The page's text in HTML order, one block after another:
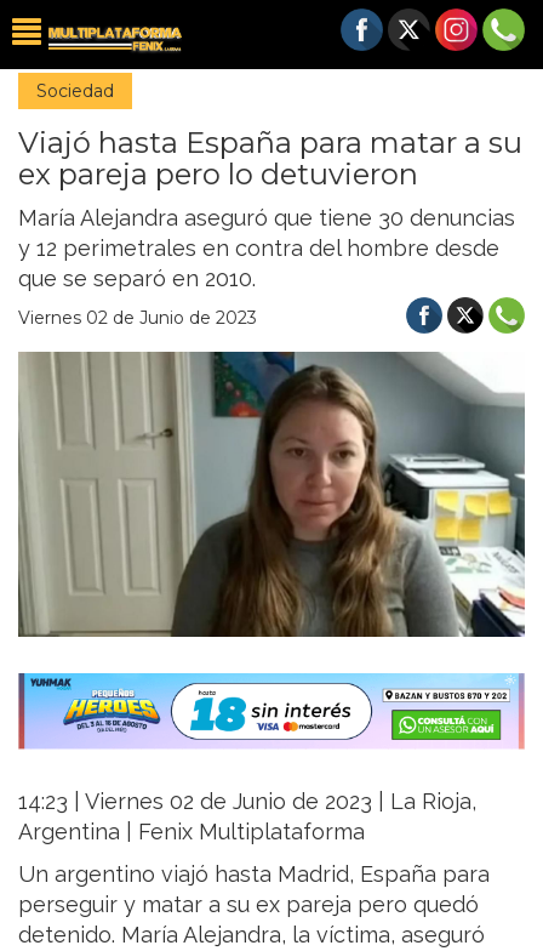
Sociedad
Viajó hasta España para matar a su
ex pareja pero lo detuvieron
María Alejandra aseguró que tiene 30 denuncias
y 12 perimetrales en contra del hombre desde
que se separó en 2010.
Viernes 02 de Junio de 2023
14:23 | Viernes 02 de Junio de 2023 | La Rioja,
Argentina | Fenix Multiplataforma
Un argentino viajó hasta Madrid, España para
perseguir y matar a su ex pareja pero quedó
detenido. María Alejandra, la víctima, aseguró